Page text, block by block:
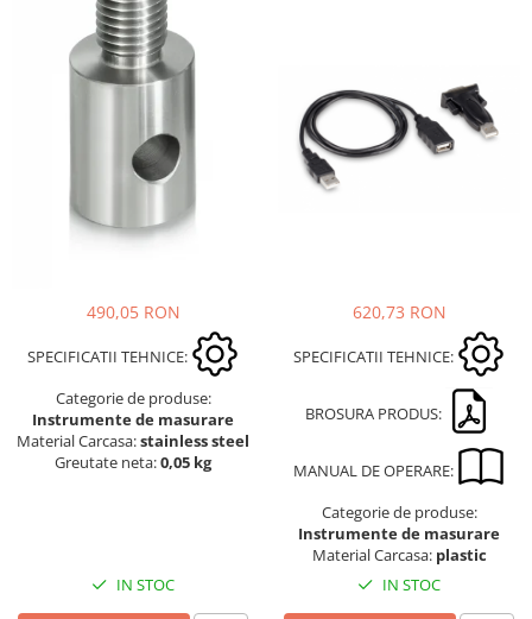
490,05 RON
SPECIFICATII TEHNICE:
Categorie de produse:
Instrumente de masurare
Material Carcasa:stainless steel
Greutate neta:0,05 kg
IN STOC
620,73 RON
SPECIFICATII TEHNICE:
BROSURA PRODUS:
MANUAL DE OPERARE:
Categorie de produse:
Instrumente de masurare
Material Carcasa: plastic
IN STOC